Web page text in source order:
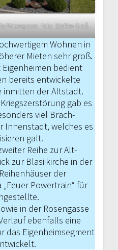
Rosengasse. Foto: Steffen Groß
Wohnen in
Mieten sehr groß.
Eigenheimen bedient
bereits entwickelte
inmitten der Altstadt.
gab es
viel Brach­
Innenstadt, welches es
galt.
Reihe zur Alt­
zur Blasiikirche in der
der
Powertrain“ für
in der Rosen­gasse
eben­falls eine
das Eigenheimsegment